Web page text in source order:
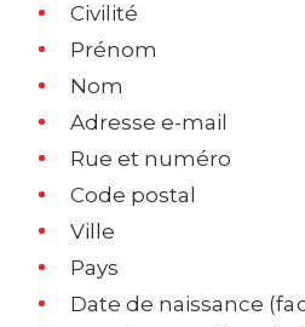
Civilité
Prénom
Nom
Adresse e-mail
Rue et numéro
Code postal
Ville
Pays
Date de naissance